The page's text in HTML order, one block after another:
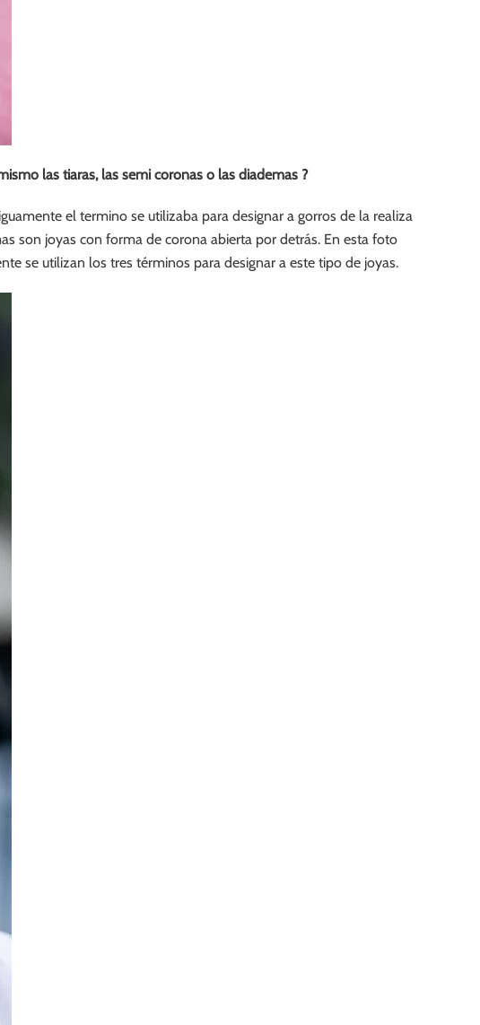
las tiaras, las semi coronas o las diademas ?
el termino se utilizaba para designar a gorros de la realiza
son joyas con forma de corona abierta por detrás. En esta foto
se utilizan los tres términos para designar a este tipo de joyas.